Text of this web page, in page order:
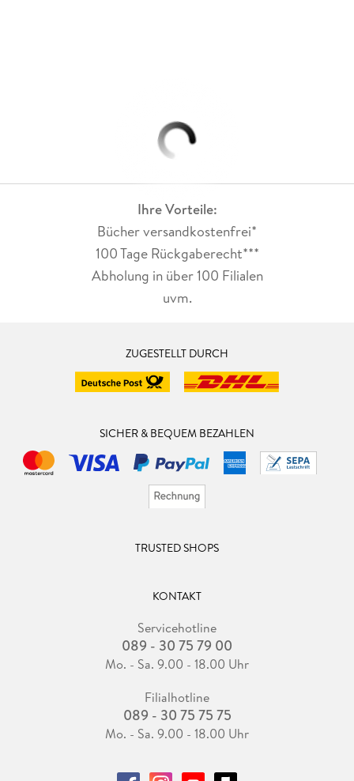
Ihre Vorteile:
Bücher versandkostenfrei*
100 Tage Rückgaberecht***
Abholung in über 100 Filialen
uvm.
ZUGESTELLT DURCH
SICHER & BEQUEM BEZAHLEN
TRUSTED SHOPS
KONTAKT
Servicehotline
089 - 30 75 79 00
Mo. - Sa. 9.00 - 18.00 Uhr
Filialhotline
089 - 30 75 75 75
Mo. - Sa. 9.00 - 18.00 Uhr